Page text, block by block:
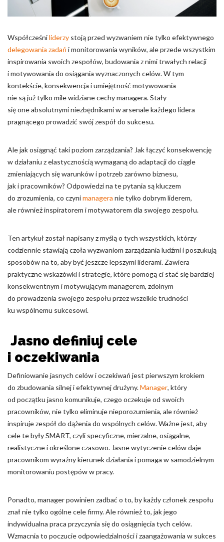
Współcześniliderzy stoją przed wyzwaniem nie tylko efektywnego
delegowania zadań i monitorowania wyników, ale przede wszystkim
inspirowania swoich zespołów, budowania z nimi trwałych relacji
i motywowania do osiągania wyznaczonych celów. W tym
kontekście, konsekwencja i umiejętność motywowania
nie są już tylko mile widziane cechy managera. Stały
się one absolutnymi niezbędnikami w arsenale każdego lidera
pragnącego prowadzić swój zespół do sukcesu.
Ale jak osiągnąć taki poziom zarządzania? Jak łączyć konsekwencję
w działaniu z elastycznością wymaganą do adaptacji do ciągle
zmieniających się warunków i potrzeb zarówno biznesu,
jak i pracowników? Odpowiedzi na te pytania są kluczem
do zrozumienia, co czynimanagera nie tylko dobrym liderem,
ale również inspiratorem i motywatorem dla swojego zespołu.
Ten artykuł został napisany z myślą o tych wszystkich, którzy
codziennie stawiają czoła wyzwaniom zarządzania ludźmi i poszukują
sposobów na to, aby być jeszcze lepszymi liderami. Zawiera
praktyczne wskazówki i strategie, które pomogą ci stać się bardziej
konsekwentnym i motywującym managerem, zdolnym
do prowadzenia swojego zespołu przez wszelkie trudności
ku wspólnemu sukcesowi.
Jasno definiuj cele
i oczekiwania
Definiowanie jasnych celów i oczekiwań jest pierwszym krokiem
do zbudowania silnej i efektywnej drużyny.Manager, który
od początku jasno komunikuje, czego oczekuje od swoich
pracowników, nie tylko eliminuje nieporozumienia, ale również
inspiruje zespół do dążenia do wspólnych celów. Ważne jest, aby
cele te były SMART, czyli specyficzne, mierzalne, osiągalne,
realistyczne i określone czasowo. Jasne wytyczenie celów daje
pracownikom wyraźny kierunek działania i pomaga w samodzielnym
monitorowaniu postępów w pracy.
Ponadto, manager powinien zadbać o to, by każdy członek zespołu
znał nie tylko ogólne cele firmy. Ale również to, jak jego
indywidualna praca przyczynia się do osiągnięcia tych celów.
Wzmacnia to poczucie odpowiedzialności i zaangażowania w sukces
zapamiętanie informacji, które zmieniają wygląd lub
Statystyka
Statystyczne pliki cookie pomagają właścicielem stron
internetowych zrozumieć, w jaki sposób różni użytkownicy
zachowują się na stronie, gromadząc i zgłaszając anonimowe
informacje.
Marketingowe pliki cookie stosowane są w celu śledzenia
użytkowników na stronach internetowych. Celem jest
wyświetlanie reklam, które są istotne i interesujące dla
poszczególnych użytkowników i tym samym bardziej cenne dla
wydawców i reklamodawców strony trzeciej.
Nieklasyfikowane pliki cookie, to pliki, które są w procesie
klasyfikowania, wraz z dostawcami poszczególnych ciasteczek.
Zapisz moje preferencje